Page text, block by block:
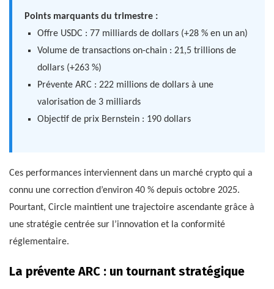
Points marquants du trimestre :
Offre USDC : 77 milliards de dollars (+28 % en un an)
Volume de transactions on-chain : 21,5 trillions de
dollars (+263 %)
Prévente ARC : 222 millions de dollars à une
valorisation de 3 milliards
Objectif de prix Bernstein : 190 dollars
Ces performances interviennent dans un marché crypto qui a
connu une correction d’environ 40 % depuis octobre 2025.
Pourtant, Circle maintient une trajectoire ascendante grâce à
une stratégie centrée sur l’innovation et la conformité
réglementaire.
La prévente ARC : un tournant stratégique